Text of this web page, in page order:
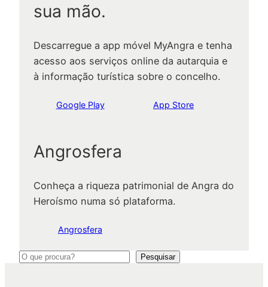
sua mão.
Descarregue a app móvel MyAngra e tenha
acesso aos serviços online da autarquia e
à informação turística sobre o concelho.
Google Play App Store
Angrosfera
Conheça a riqueza patrimonial de Angra do
Heroísmo numa só plataforma.
Angrosfera
P
Pesquisar